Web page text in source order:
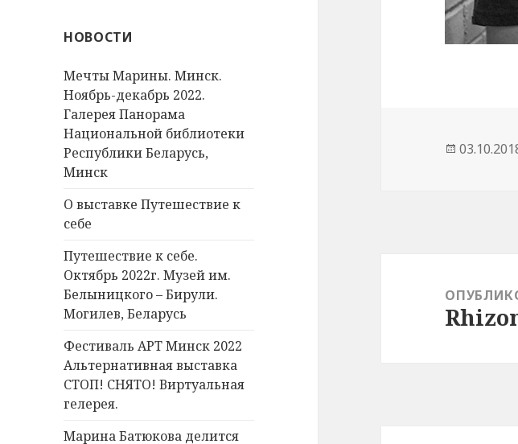
НОВОСТИ
Мечты Марины. Минск.
Ноябрь-декабрь 2022.
Галерея Панорама
Национальной библиотеки
Республики Беларусь,
Минск
О выставке Путешествие к
себе
Путешествие к себе.
Октябрь 2022г. Музей им.
Белыницкого – Бирули.
Могилев, Беларусь
Фестиваль АРТ Минск 2022
Альтернативная выставка
СТОП! СНЯТО! Виртуальная
гелерея.
Марина Батюкова делится
записям